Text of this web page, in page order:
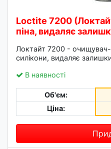
Loctite 7200
піна, видаляє
Локтайт 7200 -
силікони, видаляє
В наявності
Об'єм:
Ціна: